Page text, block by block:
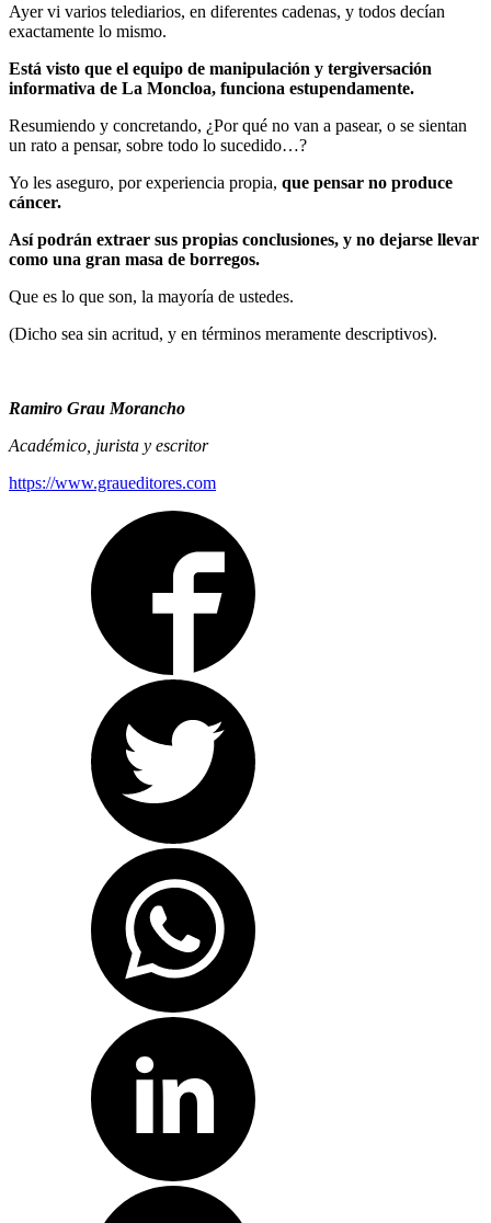
Ayer vi varios telediarios, en diferentes cadenas, y todos decían
exactamente lo mismo.
Está visto que el equipo de manipulación y tergiversación
informativa de La Moncloa, funciona estupendamente.
Resumiendo y concretando, ¿Por qué no van a pasear, o se sientan
un rato a pensar, sobre todo lo sucedido…?
Yo les aseguro, por experiencia propia, que pensar no produce
cáncer.
Así podrán extraer sus propias conclusiones, y no dejarse llevar
como una gran masa de borregos.
Que es lo que son, la mayoría de ustedes.
(Dicho sea sin acritud, y en términos meramente descriptivos).
Ramiro Grau Morancho
Académico, jurista y escritor
https://www.graueditores.com